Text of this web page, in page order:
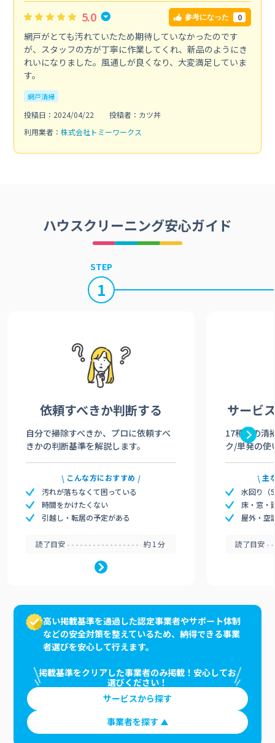
5.0 参考になった 0
網戸がとても汚れていたため期待していなかったのです
が、スタッフの方が丁寧に作業してくれ、新品のようにき
れいになりました。風通しが良くなり、大変満足していま
す。
網戸清掃
投稿日：2024/04/22
投稿者：カツ丼
利用業者： 株式会社トミーワークス
ハウスクリーニング安心ガイド
STEP
1
依頼すべきか判断する
自分で掃除すべきか、プロに依頼すべ
きかの判断基準を解説します。
こんな方におすすめ
汚れが落ちなくて困っている
時間をかけたくない
引越し・転居の予定がある
読了目安 約1分
サービ
17種類の清
ク/単発の使
主
水回り（
床・窓・
屋外・空
読了目安
高い掲載基準を通過した認定事業者やサポート体制
などの安全対策を整えているため、納得できる事業
者選びを安心して行えます。
掲載基準をクリアした事業者のみ掲載！安心してお
選びください！
サービスから探す
事業者を探す